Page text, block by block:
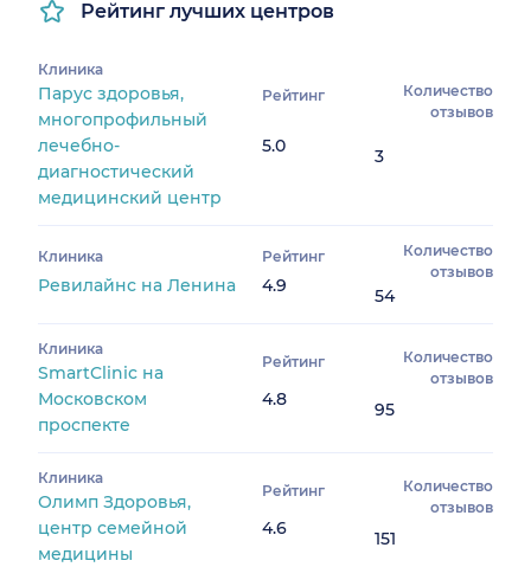
Рейтинг лучших центров
Клиника
Парус здоровья,
многопрофильный
лечебно-
диагностический
медицинский центр
Рейтинг
5.0
Количество
отзывов
3
Клиника
Ревилайнс на Ленина
Рейтинг
4.9
Количество
отзывов
54
Клиника
SmartClinic на
Московском
проспекте
Рейтинг
4.8
Количество
отзывов
95
Клиника
Олимп Здоровья,
центр семейной
медицины
Рейтинг
4.6
Количество
отзывов
151